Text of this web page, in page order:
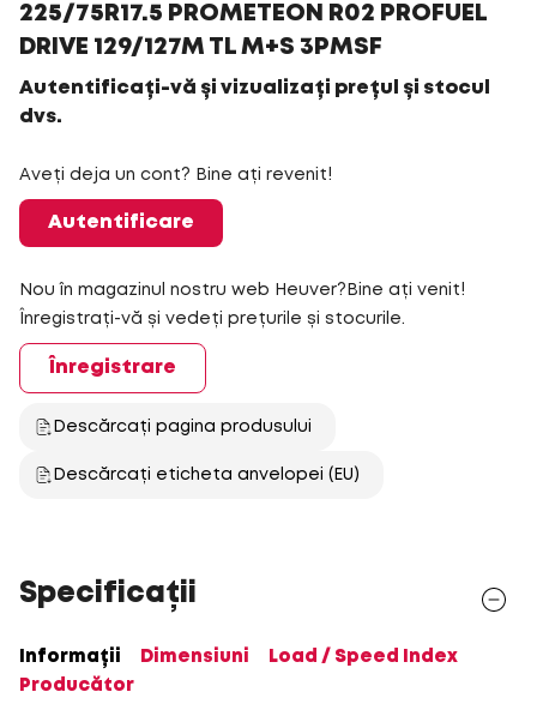
225/75R17.5 PROMETEON R02 PROFUEL
DRIVE 129/127M TL M+S 3PMSF
Autentificați-vă și vizualizați prețul și stocul
dvs.
Aveți deja un cont? Bine ați revenit!
Autentificare
Nou în magazinul nostru web Heuver?Bine ați venit!
Înregistrați-vă și vedeți prețurile și stocurile.
Înregistrare
Descărcați pagina produsului
Descărcați eticheta anvelopei (EU)
Specificații
Informații Dimensiuni
Load / Speed Index
Producător